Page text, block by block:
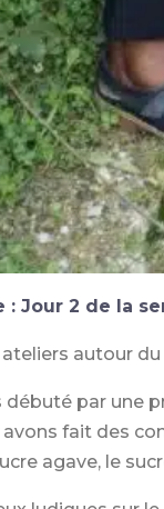
: Jour 2 de la
autour du
débuté par une
fait des
agave, le